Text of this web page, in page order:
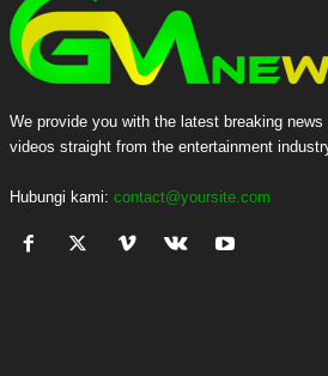
We provide you with the latest breaking news
videos straight from the entertainment
Hubungi kami: contact@yoursite.com